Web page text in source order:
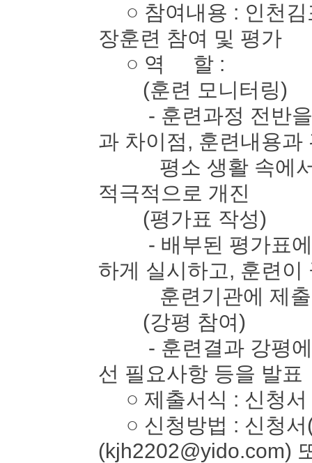
○ 참여내용 : 인천김
장훈련 참여 및 평가
○ 역 할 :
(훈련 모니터링)
- 훈련과정 전반을
과 차이점, 훈련내용과
평소 생활 속에서
적극적으로 개진
(평가표 작성)
- 배부된 평가표에
하게 실시하고, 훈련이
훈련기관에 제출
(강평 참여)
- 훈련결과 강평에
선 필요사항 등을 발표
○ 제출서식 : 신청서
○ 신청방법 : 신청서
(kjh2202@yido.com)